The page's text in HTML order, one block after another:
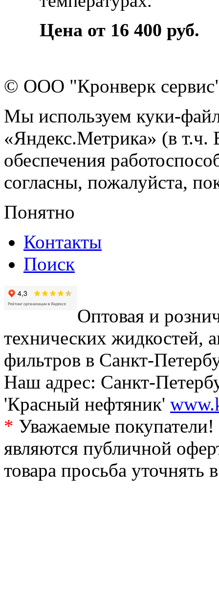
Цена от 16 400 руб.
© ООО "Кронверк
Мы используем куки-
«Яндекс.Метрика» (в т.ч.
обеспечения
согласны, пожалуйста,
Понятно
Контакты
Поиск
Оптовая и
технических жидкостей,
фильтров в Санкт-
Наш адрес: Санкт-
'Красный нефтяник'
* Уважаемые
являются публичной
товара просьба уточнять